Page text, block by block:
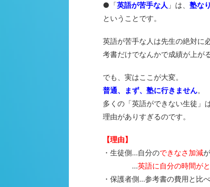
●「英語が苦手な人 」は、 塾な
ということです。
英語が苦手な人は先生の絶対に
考書だけでなんかで成績が上が
でも、実はここが大変。
普通、まず、塾に行きません。
多くの「英語ができない生徒」
理由がありすぎるのです。
【理由】
・生徒側…自分のできなさ加減
…英語に自分の時間が
・保護者側…参考書の費用と比べ